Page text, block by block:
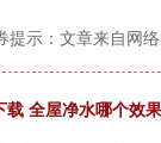
提示：文章来自网络
载 全屋净水哪个效